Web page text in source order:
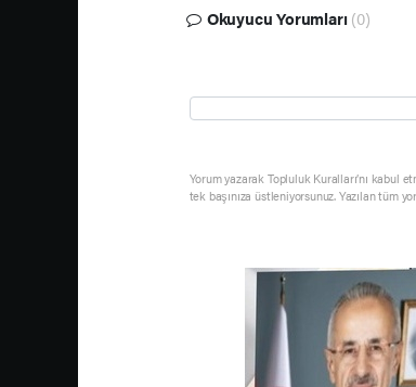
Okuyucu Yorumları (0)
Yorum yazarak Topluluk Kuralları’nı kabul
tek başınıza üstleniyorsunuz. Yazılan tüm